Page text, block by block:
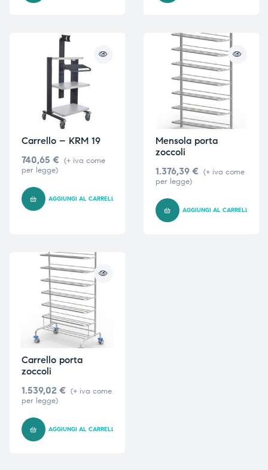
Carrello – KRM 19
740,65 € (+ iva come
per legge)
AGGIUNGI AL CARRELLO
Mensola porta
zoccoli
1.376,39 € (+ iva come
per legge)
AGGIUNGI AL CARRELLO
Carrello porta
zoccoli
1.539,02 € (+ iva come
per legge)
AGGIUNGI AL CARRELLO